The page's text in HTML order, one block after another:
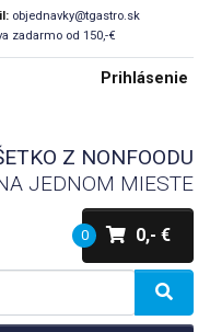
objednavky@tgastro.sk
zadarmo od 150,-€
Prihlásenie
Z NONFOODU
JEDNOM MIESTE
0 0,- €